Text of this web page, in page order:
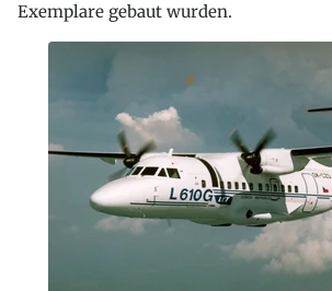
Exemplare gebaut wurden.